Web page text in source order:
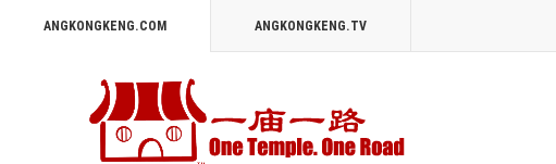
ANGKONGKENG.COM ANGKONGKENG.TV